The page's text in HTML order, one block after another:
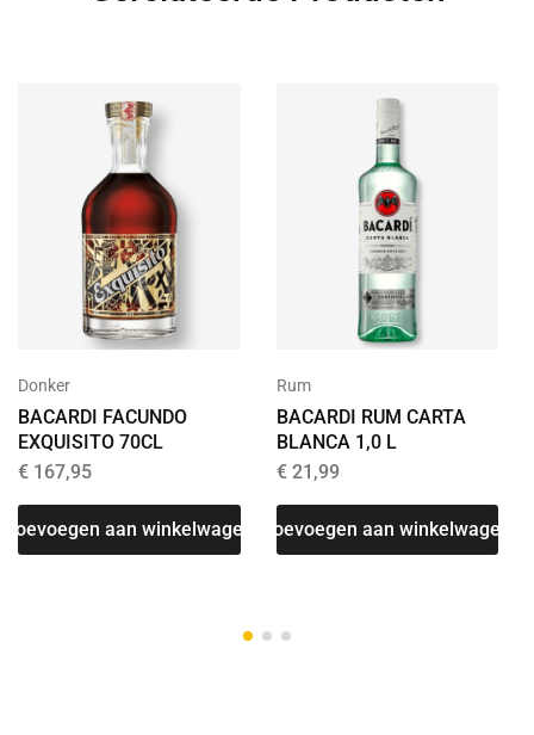
Donker
BACARDI FACUNDO
EXQUISITO 70CL
€ 167,95
Toevoegen aan winkelwagen
Rum
BACARDI RUM CARTA
BLANCA 1,0 L
€21,99
Toevoegen aan winkelwagen